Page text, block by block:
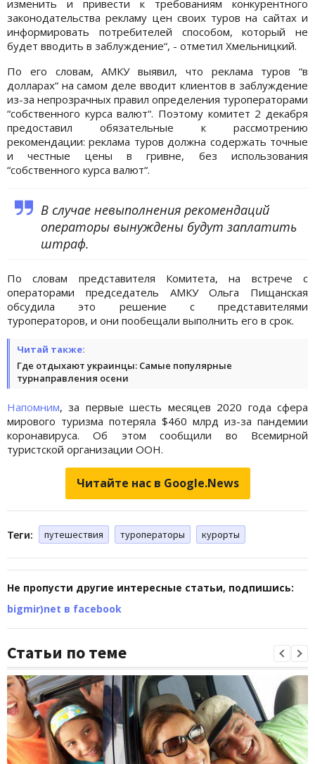
изменить и привести к требованиям конкурентного
законодательства рекламу цен своих туров на сайтах и
информировать потребителей способом, который не
будет вводить в заблуждение“, - отметил Хмельницкий.
По его словам, АМКУ выявил, что реклама туров “в
долларах“ на самом деле вводит клиентов в заблуждение
из-за непрозрачных правил определения туроператорами
“собственного курса валют“. Поэтому комитет 2 декабря
предоставил обязательные к рассмотрению
рекомендации: реклама туров должна содержать точные
и честные цены в гривне, без использования
“собственного курса валют“.
В случае невыполнения рекомендаций
операторы вынуждены будут заплатить
штраф.
По словам представителя Комитета, на встрече с
операторами председатель АМКУ Ольга Пищанская
обсудила это решение с представителями
туроператоров, и они пообещали выполнить его в срок.
Читай также:
Где отдыхают украинцы: Самые популярные
турнаправления осени
Напомним, за первые шесть месяцев 2020 года сфера
мирового туризма потеряла $460 млрд из-за пандемии
коронавируса. Об этом сообщили во Всемирной
туристской организации ООН.
Читайте нас в Google.News
Теги: путешествия туроператоры курорты
Не пропусти другие интересные статьи, подпишись:
bigmir)net в facebook
Статьи по теме